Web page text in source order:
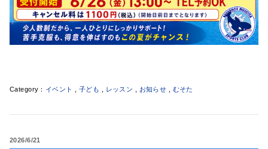
イベント , 子ども , レッスン , お知らせ , むそた
2026 6/21